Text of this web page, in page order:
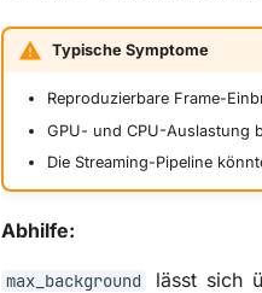
Typische Symptome
Reproduzierbare Frame-
GPU- und CPU-Auslastung
Die Streaming-Pipeline
Abhilfe:
max_background
lässt sich